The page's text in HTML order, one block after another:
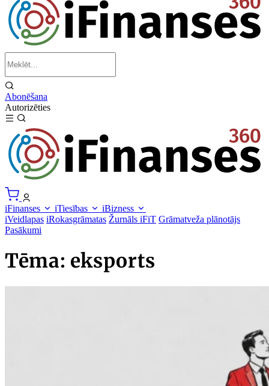
Abonēšana
Autorizēties
iFinanses iTiesības
iBizness
iVeidlapas iRokasgrāmatas Žurnāls iFiT Grāmatveža plānotājs
Pasākumi
Tēma: eksports